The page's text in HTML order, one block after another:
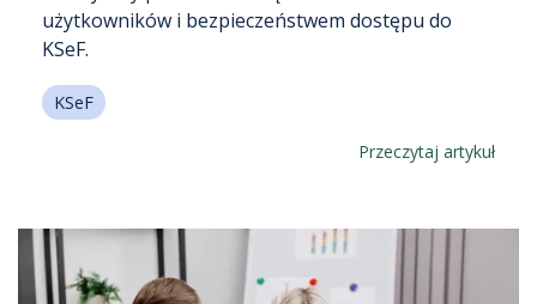
użytkowników i bezpieczeństwem dostępu do
KSeF.
KSeF
Przeczytaj artykuł